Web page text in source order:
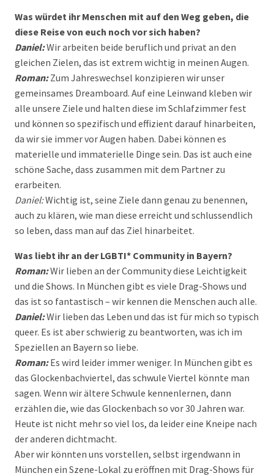
Was würdet ihr Menschen mit auf den Weg geben, die
diese Reise von euch noch vor sich haben?
Daniel:Wir arbeiten beide beruflich und privat an den
gleichen Zielen, das ist extrem wichtig in meinen Augen.
Roman:Zum Jahreswechsel konzipieren wir unser
gemeinsames Dreamboard. Auf eine Leinwand kleben wir
alle unsere Ziele und halten diese im Schlafzimmer fest
und können so spezifisch und effizient darauf hinarbeiten,
da wir sie immer vor Augen haben. Dabei können es
materielle und immaterielle Dinge sein. Das ist auch eine
schöne Sache, dass zusammen mit dem Partner zu
erarbeiten.
Daniel:Wichtig ist, seine Ziele dann genau zu benennen,
auch zu klären, wie man diese erreicht und schlussendlich
so leben, dass man auf das Ziel hinarbeitet.
Was liebt ihr an der LGBTI* Community in Bayern?
Roman:Wir lieben an der Community diese Leichtigkeit
und die Shows. In München gibt es viele Drag-Shows und
das ist so fantastisch – wir kennen die Menschen auch alle.
Daniel:Wir lieben das Leben und das ist für mich so typisch
queer. Es ist aber schwierig zu beantworten, was ich im
Speziellen an Bayern so liebe.
Roman:Es wird leider immer weniger. In München gibt es
das Glockenbachviertel, das schwule Viertel könnte man
sagen. Wenn wir ältere Schwule kennenlernen, dann
erzählen die, wie das Glockenbach so vor 30 Jahren war.
Heute ist nicht mehr so viel los, da leider eine Kneipe nach
der anderen dichtmacht.
Aber wir könnten uns vorstellen, selbst irgendwann in
München ein Szene-Lokal zu eröffnen mit Drag-Shows für